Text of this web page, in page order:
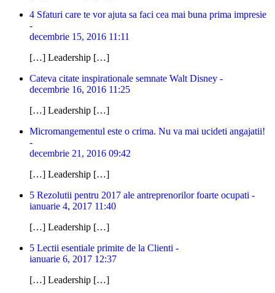
4 Sfaturi care te vor ajuta sa faci cea mai buna prima impresie
-
decembrie 15, 2016 11:11
[…] Leadership […]
Cateva citate inspirationale semnate Walt Disney -
decembrie 16, 2016 11:25
[…] Leadership […]
Micromangementul este o crima. Nu va mai ucideti angajatii!
-
decembrie 21, 2016 09:42
[…] Leadership […]
5 Rezolutii pentru 2017 ale antreprenorilor foarte ocupati -
ianuarie 4, 2017 11:40
[…] Leadership […]
5 Lectii esentiale primite de la Clienti -
ianuarie 6, 2017 12:37
[…] Leadership […]